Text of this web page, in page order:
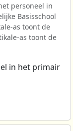
personeel in
Basisschool
as toont de
as toont de
in het primair